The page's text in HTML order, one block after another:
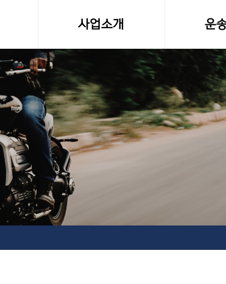
사업소개
소형화물(다마스,라보)
전국화물운송
오토바이퀵사업부
전국당일연계배송
운
화물
전국화
화물운